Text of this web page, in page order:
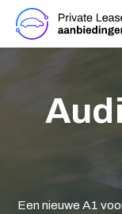
Een nieuwe A1